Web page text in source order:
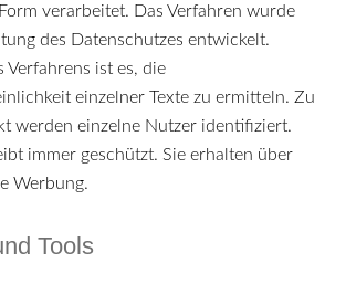
verarbeitet. Das Verfahren wurde
des Datenschutzes entwickelt.
Verfahrens ist es, die
einzelner Texte zu ermitteln. Zu
werden einzelne Nutzer identifiziert.
immer geschützt. Sie erhalten über
Werbung.
Tools